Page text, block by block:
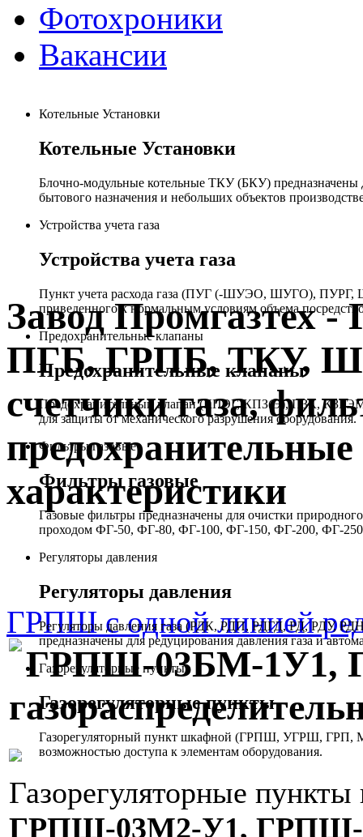
Фотохроники
Вакансии
Котельные Установки
Котельные Установки
Блочно-модульные котельные ТКУ (БКУ) предназначены
бытового назначения и небольших объектов
Устройства учета газа
Устройства учета газа
Пункт учета расхода газа (ПУГ (-ШУЭО, ШУГО), ПУРГ,
приведенного к нормальным условиям объема
Предохранительные клапаны
Предохранительные клапаны
Предохранительный клапан (КПЭГ, КПЗ(Э), ПЗК,
для защиты от механического разрушения оборудования.
Фильтры газовые
Фильтры газовые
Газовые фильтры предназначены для очистки
проходом ФГ-50, ФГ-80, ФГ-100, ФГ-150, ФГ-200, ФГ-
Регуляторы давления
Регуляторы давления
Регуляторы давления газа (РДК, РДП, РДГД, РД, РДУ,
предназначены для редуцирования давления газа и
Газорегуляторные пункты
Газорегуляторные пункты
Газорегуляторный пункт шкафной (ГРПШ, УГРШ, ГРП,
возможностью доступа к элементам оборудования.
Завод
ПГБ, ГРПБ, ТКУ,
счетчики газа,
характеристики
ГРПШ с одной линией
ГРПШ-03БМ-1У1,
Газорегуляторные
ГРПШ-03М2-У1,